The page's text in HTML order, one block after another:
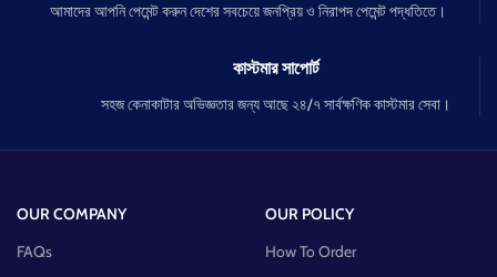
আমাদের আপনি পেমেন্ট করুন দেশের সবচেয়ে জনপ্রিয় ও নিরাপদ পেমেন্ট পদ্ধতিতে।
কাস্টমার সাপোর্ট
সহজ কেনাকাটার অভিজ্ঞতার জন্য আছে ২৪/৭ সার্বক্ষণিক কাস্টমার সেবা।
OUR COMPANY
FAQs
OUR POLICY
How To Order